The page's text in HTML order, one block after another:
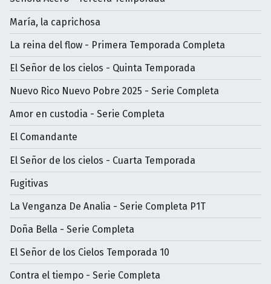
María, la caprichosa
La reina del flow - Primera Temporada Completa
El Señor de los cielos - Quinta Temporada
Nuevo Rico Nuevo Pobre 2025 - Serie Completa
Amor en custodia - Serie Completa
El Comandante
El Señor de los cielos - Cuarta Temporada
Fugitivas
La Venganza De Analia - Serie Completa P1T
Doña Bella - Serie Completa
El Señor de los Cielos Temporada 10
Contra el tiempo - Serie Completa